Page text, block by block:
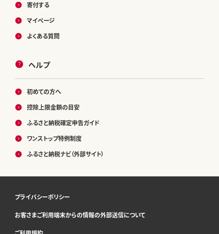
寄付する
マイページ
よくある質問
ヘルプ
初めての方へ
控除上限金額の目安
ふるさと納税確定申告ガイド
ワンストップ特例制度
ふるさと納税ナビ（外部サイト）
プライバシーポリシー
お客さまご利用端末からの情報の外部送信について